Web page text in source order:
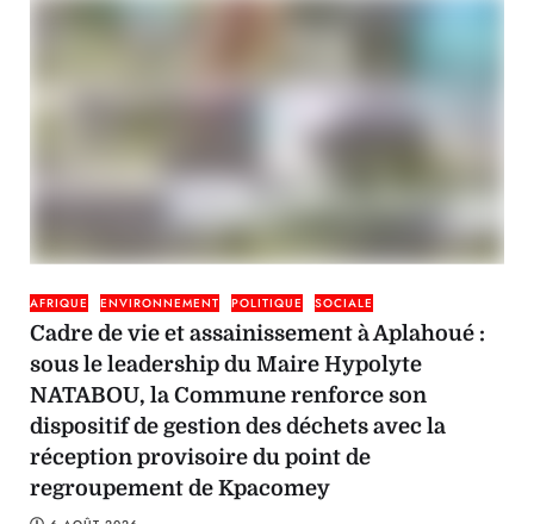
AFRIQUE ENVIRONNEMENT POLITIQUE SOCIALE
Cadre de vie et assainissement à Aplahoué :
sous le leadership du Maire Hypolyte
NATABOU, la Commune renforce son
dispositif de gestion des déchets avec la
réception provisoire du point de
regroupement de Kpacomey